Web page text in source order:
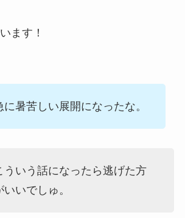
ます！
に暑苦しい展開になったな。
ういう話になったら逃げた方
いいでしゅ。